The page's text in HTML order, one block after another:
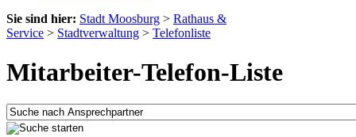
Sie sind hier: Stadt Moosburg > Rathaus &
Service > Stadtverwaltung > Telefonliste
Mitarbeiter-Telefon-Liste